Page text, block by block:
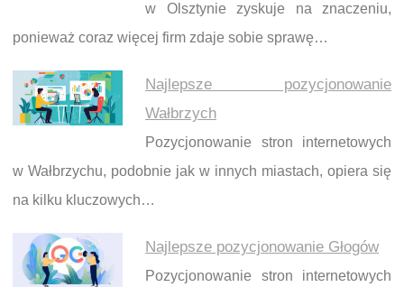
w Olsztynie zyskuje na znaczeniu,
ponieważ coraz więcej firm zdaje sobie sprawę…
Najlepsze pozycjonowanie
Wałbrzych
Pozycjonowanie stron internetowych
w Wałbrzychu, podobnie jak w innych miastach, opiera się
na kilku kluczowych…
Najlepsze pozycjonowanie Głogów
Pozycjonowanie stron internetowych